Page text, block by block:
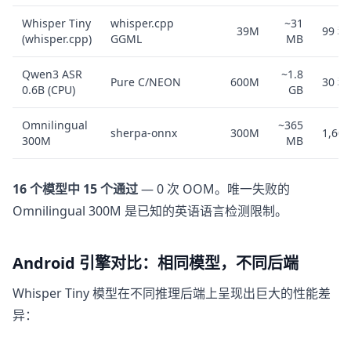
Whisper Tiny
(whisper.cpp)
whisper.cpp
GGML
39M
~31
MB
99
Qwen3 ASR
0.6B (CPU)
Pure C/NEON 600M
~1.8
GB
30
Omnilingual
300M
sherpa-onnx 300M
~365
MB
16 个模型中 15 个通过— 0 次 OOM。唯一失败的
Omnilingual 300M 是已知的英语语言检测限制。
Android 引擎对比：相同模型，不同后端
Whisper Tiny 模型在不同推理后端上呈现出巨大的性能差
异：